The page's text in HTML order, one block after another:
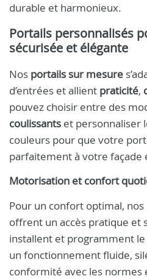
durable et harmonieux.
Portails personnalisés
sécurisée et élégante
Nos portails sur mesure
d’entrées et allient praticité,
pouvez choisir entre des
coulissants et personnaliser
couleurs pour que votre
parfaitement à votre façade
Motorisation et confort
Pour un confort optimal, nos
offrent un accès pratique et
installent et programment
un fonctionnement fluide,
conformité avec les normes